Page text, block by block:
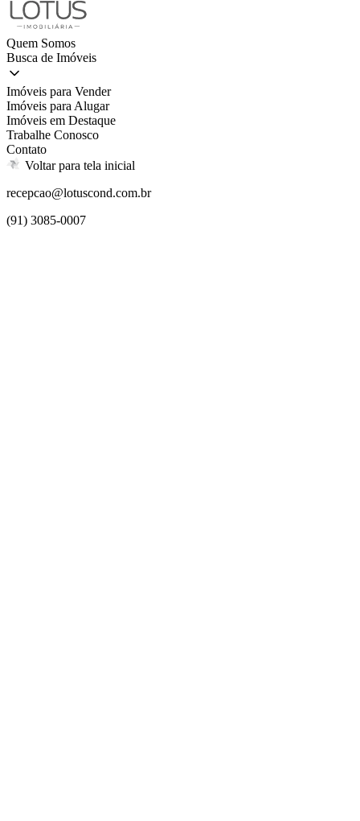
Quem Somos
Busca de Imóveis
Imóveis para Vender
Imóveis para Alugar
Imóveis em Destaque
Trabalhe Conosco
Contato
Voltar para tela inicial
recepcao@lotuscond.com.br
(91) 3085-0007